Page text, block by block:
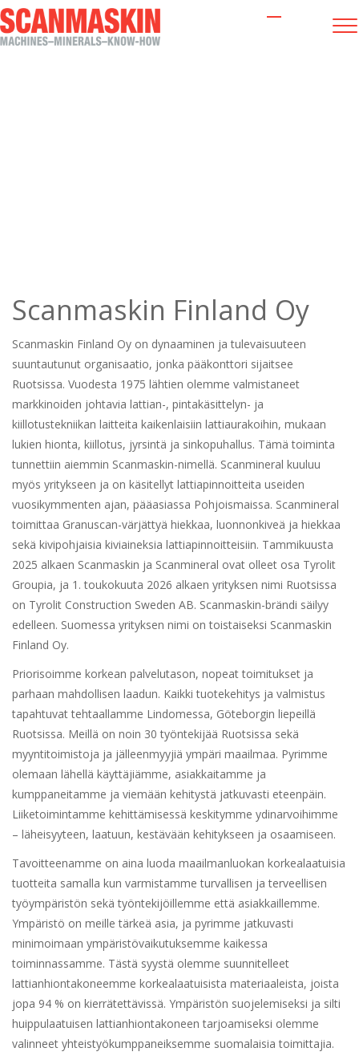
Scanmaskin Finland Oy
Scanmaskin Finland Oy on dynaaminen ja tulevaisuuteen
suuntautunut organisaatio, jonka pääkonttori sijaitsee
Ruotsissa. Vuodesta 1975 lähtien olemme valmistaneet
markkinoiden johtavia lattian-, pintakäsittelyn- ja
kiillotustekniikan laitteita kaikenlaisiin lattiaurakoihin, mukaan
lukien hionta, kiillotus, jyrsintä ja sinkopuhallus. Tämä toiminta
tunnettiin aiemmin Scanmaskin-nimellä. Scanmineral kuuluu
myös yritykseen ja on käsitellyt lattiapinnoitteita useiden
vuosikymmenten ajan, pääasiassa Pohjoismaissa. Scanmineral
toimittaa Granuscan-värjättyä hiekkaa, luonnonkiveä ja hiekkaa
sekä kivipohjaisia kiviaineksia lattiapinnoitteisiin. Tammikuusta
2025 alkaen Scanmaskin ja Scanmineral ovat olleet osa Tyrolit
Groupia, ja 1. toukokuuta 2026 alkaen yrityksen nimi Ruotsissa
on Tyrolit Construction Sweden AB. Scanmaskin-brändi säilyy
edelleen. Suomessa yrityksen nimi on toistaiseksi Scanmaskin
Finland Oy.
Priorisoimme korkean palvelutason, nopeat toimitukset ja
parhaan mahdollisen laadun. Kaikki tuotekehitys ja valmistus
tapahtuvat tehtaallamme Lindomessa, Göteborgin liepeillä
Ruotsissa. Meillä on noin 30 työntekijää Ruotsissa sekä
myyntitoimistoja ja jälleenmyyjiä ympäri maailmaa. Pyrimme
olemaan lähellä käyttäjiämme, asiakkaitamme ja
kumppaneitamme ja viemään kehitystä jatkuvasti eteenpäin.
Liiketoimintamme kehittämisessä keskitymme ydinarvoihimme
– läheisyyteen, laatuun, kestävään kehitykseen ja osaamiseen.
Tavoitteenamme on aina luoda maailmanluokan korkealaatuisia
tuotteita samalla kun varmistamme turvallisen ja terveellisen
työympäristön sekä työntekijöillemme että asiakkaillemme.
Ympäristö on meille tärkeä asia, ja pyrimme jatkuvasti
minimoimaan ympäristövaikutuksemme kaikessa
toiminnassamme. Tästä syystä olemme suunnitelleet
lattianhiontakoneemme korkealaatuisista materiaaleista, joista
jopa 94 % on kierrätettävissä. Ympäristön suojelemiseksi ja silti
huippulaatuisen lattianhiontakoneen tarjoamiseksi olemme
valinneet yhteistyökumppaneiksemme suomalaisia toimittajia.